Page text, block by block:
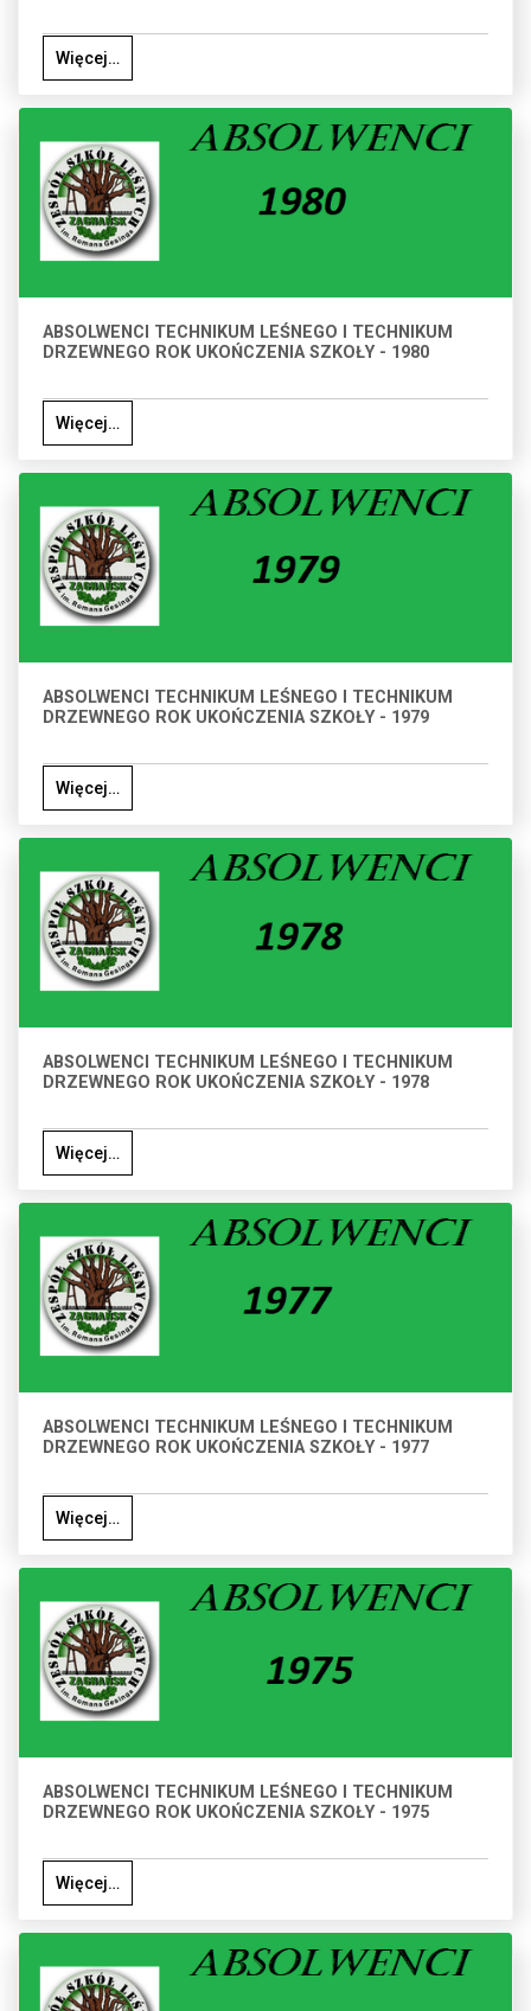
Więcej…
ABSOLWENCI TECHNIKUM LEŚNEGO I TECHNIKUM
DRZEWNEGO ROK UKOŃCZENIA SZKOŁY - 1980
Więcej…
ABSOLWENCI TECHNIKUM LEŚNEGO I TECHNIKUM
DRZEWNEGO ROK UKOŃCZENIA SZKOŁY - 1979
Więcej…
ABSOLWENCI TECHNIKUM LEŚNEGO I TECHNIKUM
DRZEWNEGO ROK UKOŃCZENIA SZKOŁY - 1978
Więcej…
ABSOLWENCI TECHNIKUM LEŚNEGO I TECHNIKUM
DRZEWNEGO ROK UKOŃCZENIA SZKOŁY - 1977
Więcej…
ABSOLWENCI TECHNIKUM LEŚNEGO I TECHNIKUM
DRZEWNEGO ROK UKOŃCZENIA SZKOŁY - 1975
Więcej…